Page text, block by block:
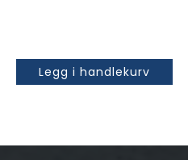
Legg i handlekurv